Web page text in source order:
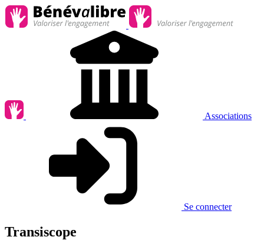
Associations
Se connecter
Transiscope